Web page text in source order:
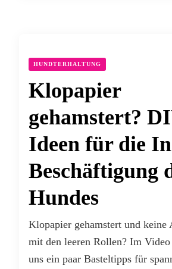
HUNDTERHALTUNG
Klopapier
gehamstert?
Ideen für die
Beschäftigung
Hundes
Klopapier gehamstert und keine
mit den leeren Rollen? Im
uns ein paar Basteltipps für